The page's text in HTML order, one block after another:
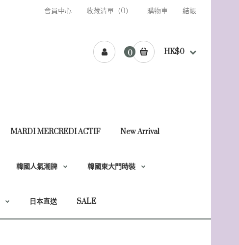
會員中心 收藏清單（0） 購物車 結帳
0 HK$0
MARDI MERCREDI ACTIF New Arrival
韓國人氣潮牌 韓國東大門時裝
日本直送 SALE